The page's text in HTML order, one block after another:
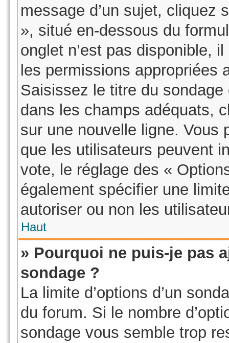
message d’un sujet, cliquez
», situé en-dessous du
onglet n’est pas disponible,
les permissions appropriées
Saisissez le titre du
dans les champs adéquats,
sur une nouvelle ligne. Vous
que les utilisateurs peuvent
vote, le réglage des «
également spécifier une
autoriser ou non les
Haut
» Pourquoi ne puis-je pas
sondage ?
La limite d’options d’un
du forum. Si le nombre
sondage vous semble trop